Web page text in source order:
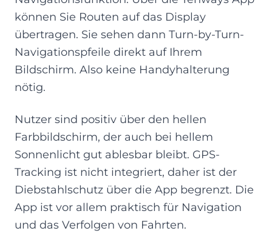
können Sie Routen auf das Display
übertragen. Sie sehen dann Turn-by-Turn-
Navigationspfeile direkt auf Ihrem
Bildschirm. Also keine Handyhalterung
nötig.
Nutzer sind positiv über den hellen
Farbbildschirm, der auch bei hellem
Sonnenlicht gut ablesbar bleibt. GPS-
Tracking ist nicht integriert, daher ist der
Diebstahlschutz über die App begrenzt. Die
App ist vor allem praktisch für Navigation
und das Verfolgen von Fahrten.